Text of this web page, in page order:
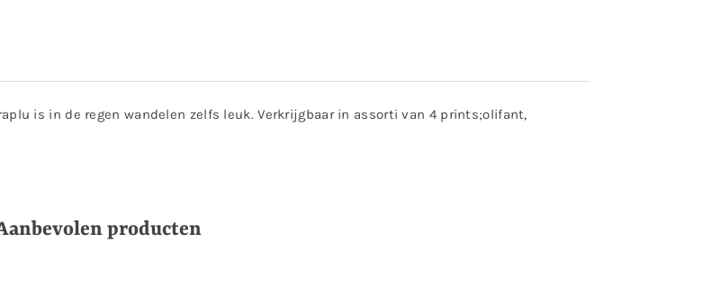
is in de regen wandelen zelfs leuk. Verkrijgbaar in assorti van 4 prints;olifant,
producten